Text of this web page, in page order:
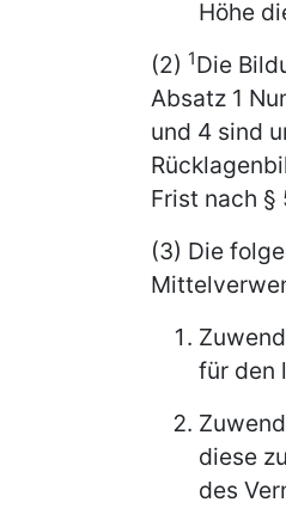
Höhe
(2) 1Die
Absatz 1
und 4 sind
Frist nach §
(3) Die
für den
diese
des